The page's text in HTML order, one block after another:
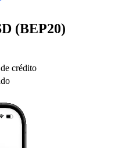
(BEP20)
crédito